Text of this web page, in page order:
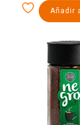
Añadir